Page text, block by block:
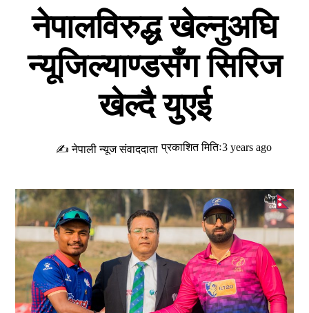
नेपालविरुद्ध खेल्नुअघि
न्यूजिल्याण्डसँग सिरिज
खेल्दै युएई
✍ नेपाली न्यूज संवाददाता प्रकाशित मितिः3 years ago